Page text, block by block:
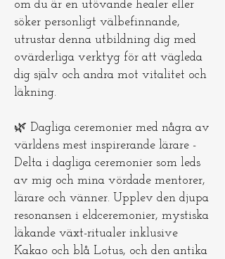
om du är en utövande healer eller
söker personligt välbefinnande,
utrustar denna utbildning dig med
ovärderliga verktyg för att vägleda
dig själv och andra mot vitalitet och
läkning.
🌿 Dagliga ceremonier med några av
världens mest inspirerande lärare -
Delta i dagliga ceremonier som leds
av mig och mina vördade mentorer,
lärare och vänner. Upplev den djupa
resonansen i eldceremonier, mystiska
läkande växt-ritualer inklusive
Kakao och blå Lotus, och den antika